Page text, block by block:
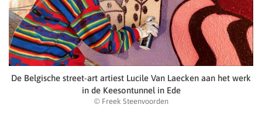
De Belgische street-art artiest Lucile Van Laecken aan het werk
in de Keesontunnel in Ede
© Freek Steenvoorden